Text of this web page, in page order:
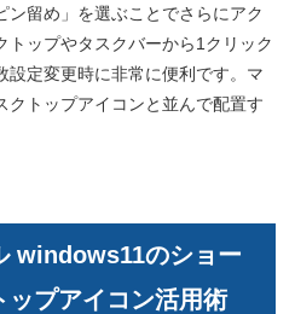
ン留め」を選ぶことでさらにアク
トップやタスクバーから1クリック
設定変更時に非常に便利です。マ
クトップアイコンと並んで配置す
windows11のショー
ップアイコン活用術